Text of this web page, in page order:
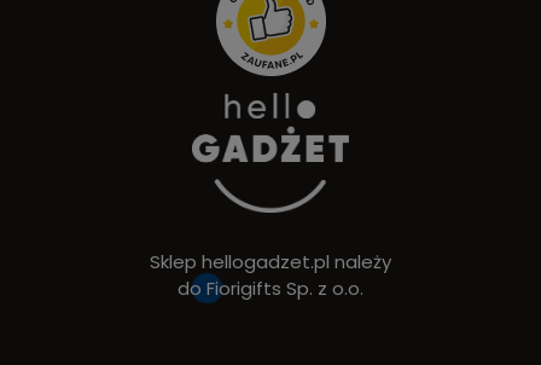
Sklep hellogadzet.pl należy
do Fiorigifts Sp. z o.o.